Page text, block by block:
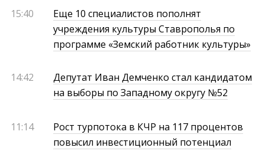
15:40
Еще 10 специалистов пополнят
учреждения культуры Ставрополья по
программе «Земский работник культуры»
14:42
Депутат Иван Демченко стал кандидатом
на выборы по Западному округу №52
11:14
Рост турпотока в КЧР на 117 процентов
повысил инвестиционный потенциал